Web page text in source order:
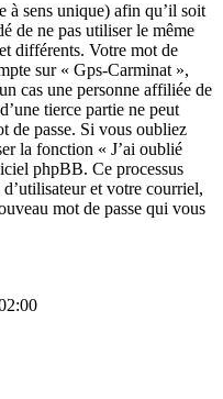
à sens unique) afin qu’il soit
de ne pas utiliser le même
différents. Votre mot de
sur « Gps-Carminat »,
cas une personne affiliée de
tierce partie ne peut
de passe. Si vous oubliez
la fonction « J’ai oublié
phpBB. Ce processus
et votre courriel,
mot de passe qui vous